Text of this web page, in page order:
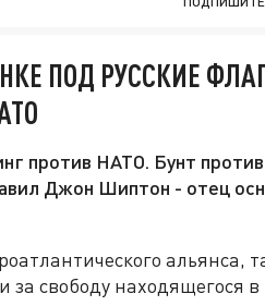
ПОД РУССКИЕ
против НАТО. Бунт против
Джон Шиптон - отец
альянса,
за свободу находящегося